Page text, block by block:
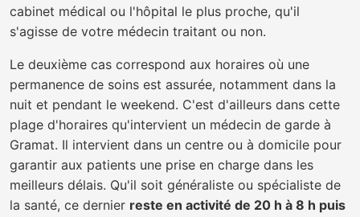
cabinet médical ou l'hôpital le plus proche, qu'il
s'agisse de votre médecin traitant ou non.
Le deuxième cas correspond aux horaires où une
permanence de soins est assurée, notamment dans la
nuit et pendant le weekend. C'est d'ailleurs dans cette
plage d'horaires qu'intervient un médecin de garde à
Gramat. Il intervient dans un centre ou à domicile pour
garantir aux patients une prise en charge dans les
meilleurs délais. Qu'il soit généraliste ou spécialiste de
la santé, ce dernier reste en activité de 20 h à 8 h puis